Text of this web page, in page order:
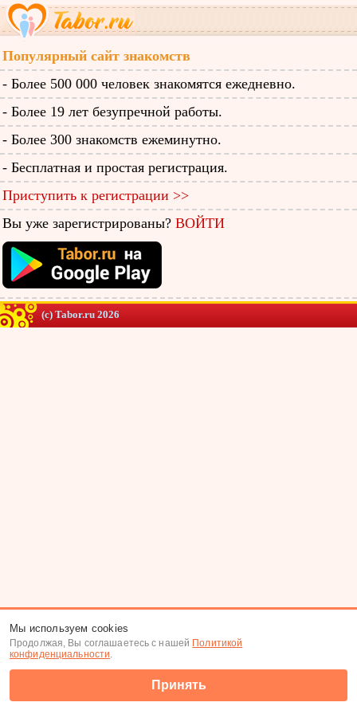
Популярный сайт знакомств
- Более 500 000 человек знакомятся ежедневно.
- Более 19 лет безупречной работы.
- Более 300 знакомств ежеминутно.
- Бесплатная и простая регистрация.
Приступить к регистрации >>
Вы уже зарегистрированы? ВОЙТИ
(c) Tabor.ru 2026
Мы используем cookies
Продолжая, Вы соглашаетесь с нашей Политикой
конфиденциальности.
Принять